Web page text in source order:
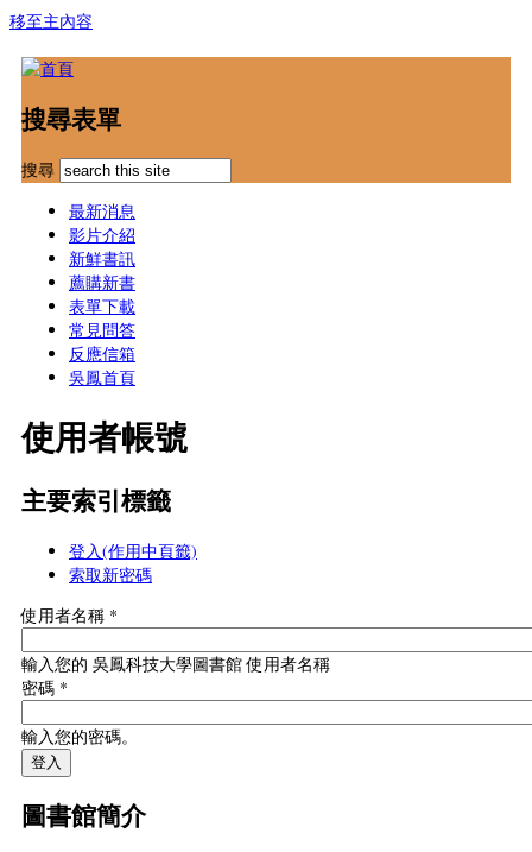
移至主內容
搜尋表單
搜尋
最新消息
影片介紹
新鮮書訊
薦購新書
表單下載
常見問答
反應信箱
吳鳳首頁
使用者帳號
主要索引標籤
登入(作用中頁籤)
索取新密碼
使用者名稱 *
輸入您的 吳鳳科技大學圖書館 使用者名稱
密碼 *
輸入您的密碼。
圖書館簡介